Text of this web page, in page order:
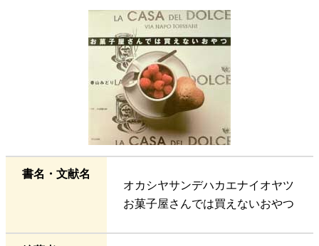
書名・文献名
オカシヤサンデハカエナイオヤツ
お菓子屋さんでは買えないおやつ